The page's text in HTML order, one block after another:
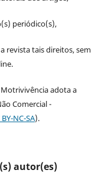
periódico(s),
revista tais direitos, sem
adota a
Comercial -
BY-NC-SA).
autor(es)